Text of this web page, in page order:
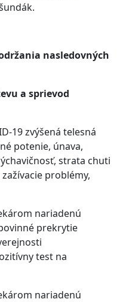
nasledovných
a sprievod
19 zvýšená telesná
potenie, únava,
strata chuti
problémy,
nariadenú
prekrytie
test na
nariadenú